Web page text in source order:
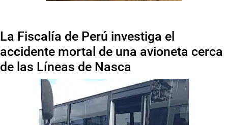
La Fiscalía de Perú investiga el
accidente mortal de una avioneta cerca
de las Líneas de Nasca